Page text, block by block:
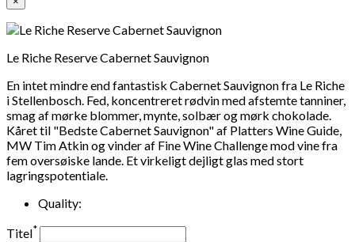
Le Riche Reserve Cabernet Sauvignon
En intet mindre end fantastisk Cabernet Sauvignon fra Le Riche
i Stellenbosch. Fed, koncentreret rødvin med afstemte tanniner,
smag af mørke blommer, mynte, solbær og mørk chokolade.
Kåret til "Bedste Cabernet Sauvignon" af Platters Wine Guide,
MW Tim Atkin og vinder af Fine Wine Challenge mod vine fra
fem oversøiske lande. Et virkeligt dejligt glas med stort
lagringspotentiale.
Quality:
Titel*